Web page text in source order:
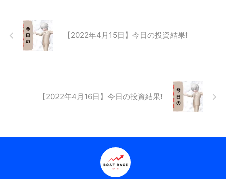
【2022年4月15日】今日の投資結果❗️
【2022年4月16日】今日の投資結果❗️